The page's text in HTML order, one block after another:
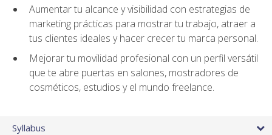
Aumentar tu alcance y visibilidad con estrategias de
marketing prácticas para mostrar tu trabajo, atraer a
tus clientes ideales y hacer crecer tu marca personal.
Mejorar tu movilidad profesional con un perfil versátil
que te abre puertas en salones, mostradores de
cosméticos, estudios y el mundo freelance.
Syllabus